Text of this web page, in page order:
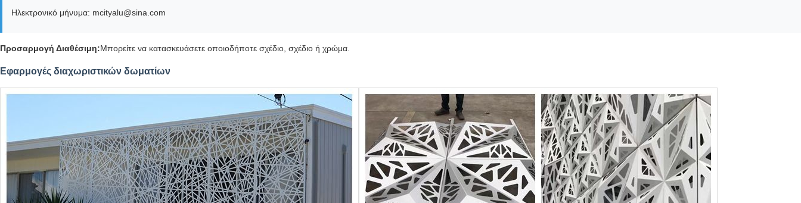
Ηλεκτρονικό μήνυμα: mcityalu@sina.com
Προσαρμογή Διαθέσιμη:Μπορείτε να κατασκευάσετε οποιοδήποτε σχέδιο, σχέδιο ή χρώμα.
Εφαρμογές διαχωριστικών δωματίων